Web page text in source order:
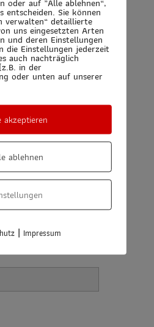
entscheiden. Sie können
verwalten“ detaillierte
uns eingesetzten Arten
und deren Einstellungen
die Einstellungen jederzeit
auch nachträglich
in der
oder unten auf unserer
akzeptieren
ablehnen
| Impressum